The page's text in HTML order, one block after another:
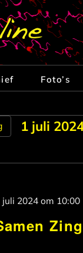
Foto’s
1 juli
datum.
juli 2024 om 10:00